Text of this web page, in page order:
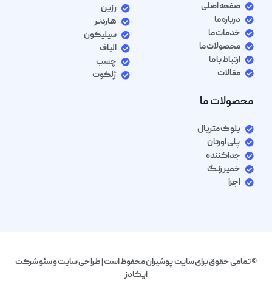
صفحه اصلی
درباره ما
خدمات ما
محصولات ما
ارتباط با ما
مقالات
رزین
هاردنر
سیلیکون
الیاف
چسب
ژلکوت
محصولات ما
بلوک متریال
پلی اورتان
جداکننده
خمیر رنگ
اجرا
© تمامی حقوق برای سایت پوشیران محفوظ است| طراحی سایت و سئو شرکت
ایکادز